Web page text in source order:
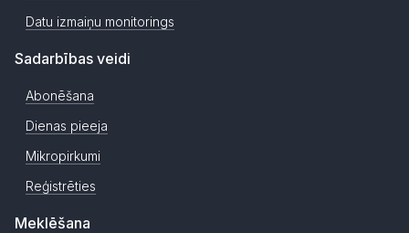
Datu izmaiņu monitorings
Sadarbības veidi
Abonēšana
Dienas pieeja
Mikropirkumi
Reģistrēties
Meklēšana